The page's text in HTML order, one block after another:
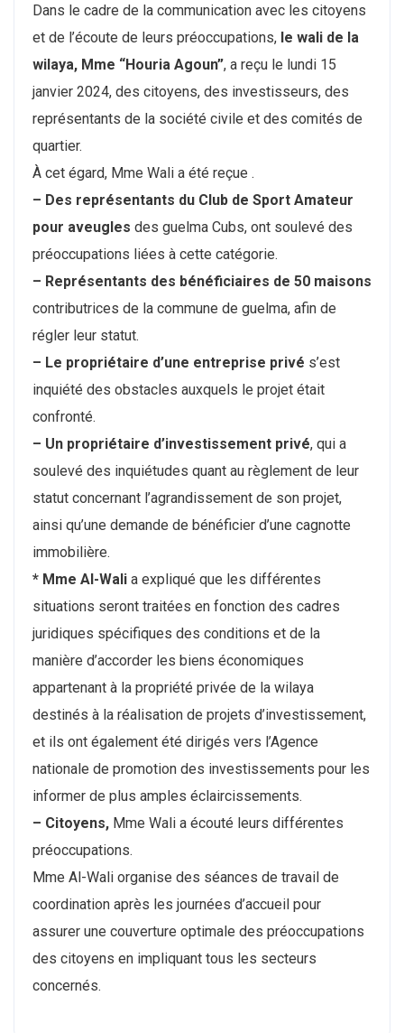
Dans le cadre de la communication avec les citoyens
et de l’écoute de leurs préoccupations, le wali de la
wilaya, Mme “Houria Agoun”, a reçu le lundi 15
janvier 2024, des citoyens, des investisseurs, des
représentants de la société civile et des comités de
quartier.
À cet égard, Mme Wali a été reçue .
– Des représentants du Club de Sport Amateur
pour aveugles des guelma Cubs, ont soulevé des
préoccupations liées à cette catégorie.
– Représentants des bénéficiaires de 50 maisons
contributrices de la commune de guelma, afin de
régler leur statut.
– Le propriétaire d’une entreprise privé s’est
inquiété des obstacles auxquels le projet était
confronté.
– Un propriétaire d’investissement privé, qui a
soulevé des inquiétudes quant au règlement de leur
statut concernant l’agrandissement de son projet,
ainsi qu’une demande de bénéficier d’une cagnotte
immobilière.
* Mme Al-Wali a expliqué que les différentes
situations seront traitées en fonction des cadres
juridiques spécifiques des conditions et de la
manière d’accorder les biens économiques
appartenant à la propriété privée de la wilaya
destinés à la réalisation de projets d’investissement,
et ils ont également été dirigés vers l’Agence
nationale de promotion des investissements pour les
informer de plus amples éclaircissements.
– Citoyens, Mme Wali a écouté leurs différentes
préoccupations.
Mme Al-Wali organise des séances de travail de
coordination après les journées d’accueil pour
assurer une couverture optimale des préoccupations
des citoyens en impliquant tous les secteurs
concernés.